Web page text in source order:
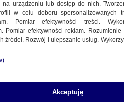
na urządzeniu lub dostęp do nich.
w celu doboru spersonalizowanych
Pomiar efektywności treści.
Pomiar efektywności reklam.
źródeł. Rozwój i ulepszanie usług.
Akceptuję